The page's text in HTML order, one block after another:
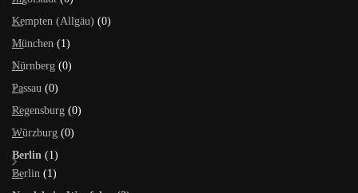
Kempten (Allgäu) (0)
München (1)
Nürnberg (0)
Passau (0)
Regensburg (0)
Würzburg (0)
Berlin (1)
Berlin (1)